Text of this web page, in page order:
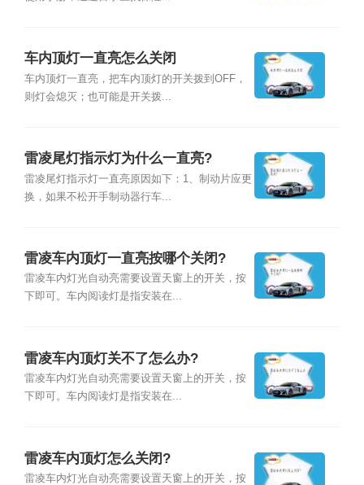
车内顶灯一直亮怎么关闭
车内顶灯一直亮，把车内顶灯的开关拨到OFF，
则灯会熄灭；也可能是开关拨...
雷凌尾灯指示灯为什么一直亮?
雷凌尾灯指示灯一直亮原因如下：1、制动片应更
换，如果不松开手制动器行车...
雷凌车内顶灯一直亮按哪个关闭?
雷凌车内灯光自动亮需要设置天窗上的开关，按
下即可。车内阅读灯是指安装在...
雷凌车内顶灯关不了怎么办?
雷凌车内灯光自动亮需要设置天窗上的开关，按
下即可。车内阅读灯是指安装在...
雷凌车内顶灯怎么关闭?
雷凌车内灯光自动亮需要设置天窗上的开关，按